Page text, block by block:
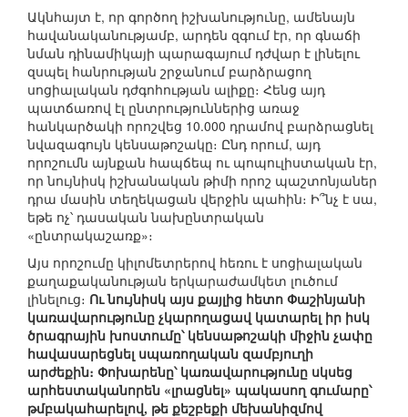
Ակնհայտ է, որ գործող իշխանությունը, ամենայն
հավանականությամբ, արդեն զգում էր, որ գնաճի
նման դինամիկայի պարագայում դժվար է լինելու
զսպել հանրության շրջանում բարձրացող
սոցիալական դժգոհության ալիքը։ Հենց այդ
պատճառով էլ ընտրություններից առաջ
հանկարծակի որոշվեց 10.000 դրամով բարձրացնել
նվազագույն կենսաթոշակը։ Ընդ որում, այդ
որոշումն այնքան հապճեպ ու պոպուլիստական էր,
որ նույնիսկ իշխանական թիմի որոշ պաշտոնյաներ
դրա մասին տեղեկացան վերջին պահին։ Ի՞նչ է սա,
եթե ոչ՝ դասական նախընտրական
«ընտրակաշառք»։
Այս որոշումը կիլոմետրերով հեռու է սոցիալական
քաղաքականության երկարաժամկետ լուծում
լինելուց։ Ու նույնիսկ այս քայլից հետո Փաշինյանի
կառավարությունը չկարողացավ կատարել իր իսկ
ծրագրային խոստումը՝ կենսաթոշակի միջին չափը
հավասարեցնել սպառողական զամբյուղի
արժեքին։ Փոխարենը՝ կառավարությունը սկսեց
արհեստականորեն «լրացնել» պակասող գումարը՝
թմբակահարելով, թե քեշբեքի մեխանիզմով